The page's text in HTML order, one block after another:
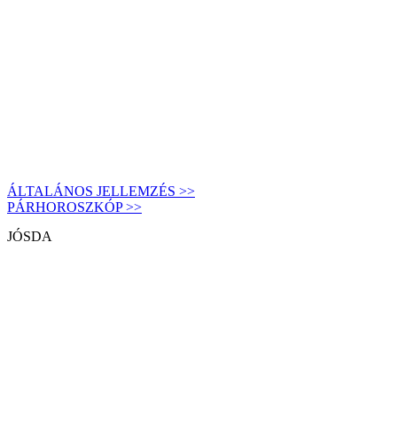
ÁLTALÁNOS JELLEMZÉS >>
PÁRHOROSZKÓP >>
JÓSDA